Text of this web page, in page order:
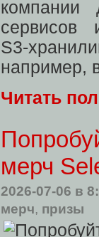
компании
сервисов
например,
Читать
мерч
2026-07-06 в
мерч, призы